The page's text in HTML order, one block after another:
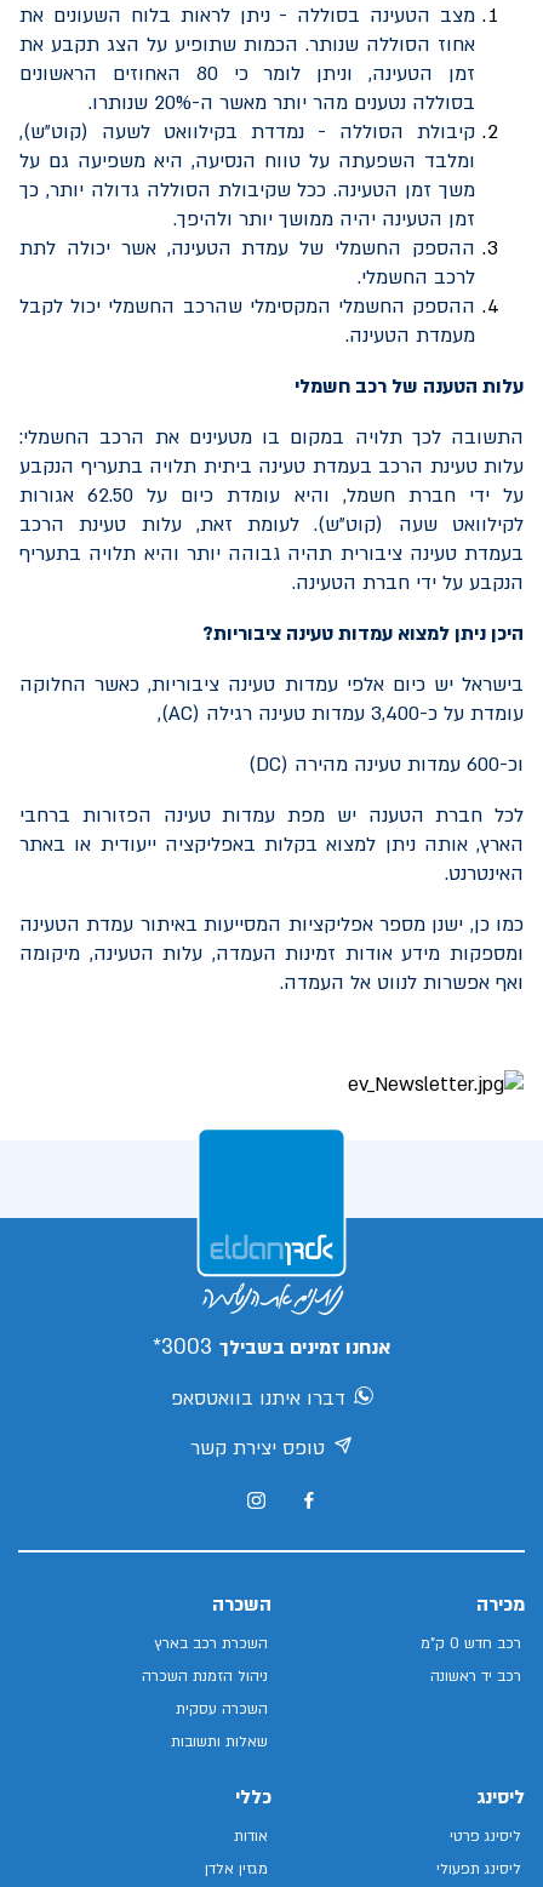
מצב הטעינה בסוללה - ניתן לראות בלוח השעונים את
אחוז הסוללה שנותר. הכמות שתופיע על הצג תקבע את
זמן הטעינה, וניתן לומר כי 80 האחוזים הראשונים
בסוללה נטענים מהר יותר מאשר ה-20% שנותרו.
קיבולת הסוללה - נמדדת בקילוואט לשעה (קוט"ש),
ומלבד השפעתה על טווח הנסיעה, היא משפיעה גם על
משך זמן הטעינה. ככל שקיבולת הסוללה גדולה יותר, כך
זמן הטעינה יהיה ממושך יותר ולהיפך.
ההספק החשמלי של עמדת הטעינה, אשר יכולה לתת
לרכב החשמלי.
ההספק החשמלי המקסימלי שהרכב החשמלי יכול לקבל
מעמדת הטעינה.
עלות הטענה של רכב חשמלי
התשובה לכך תלויה במקום בו מטעינים את הרכב החשמלי:
עלות טעינת הרכב בעמדת טעינה ביתית תלויה בתעריף הנקבע
על ידי חברת חשמל, והיא עומדת כיום על 62.50 אגורות
לקילוואט שעה (קוט"ש). לעומת זאת, עלות טעינת הרכב
בעמדת טעינה ציבורית תהיה גבוהה יותר והיא תלויה בתעריף
הנקבע על ידי חברת הטעינה.
היכן ניתן למצוא עמדות טעינה ציבוריות?
בישראל יש כיום אלפי עמדות טעינה ציבוריות, כאשר החלוקה
עומדת על כ-3,400 עמדות טעינה רגילה (AC),
וכ-600 עמדות טעינה מהירה (DC)
לכל חברת הטענה יש מפת עמדות טעינה הפזורות ברחבי
הארץ, אותה ניתן למצוא בקלות באפליקציה ייעודית או באתר
האינטרנט.
כמו כן, ישנן מספר אפליקציות המסייעות באיתור עמדת הטעינה
ומספקות מידע אודות זמינות העמדה, עלות הטעינה, מיקומה
ואף אפשרות לנווט אל העמדה.
אנחנו זמינים בשבילך 3003*
דברו איתנו בוואטסאפ
טופס יצירת קשר
מכירה
רכב חדש 0 ק"מ
רכב יד ראשונה
השכרה
השכרת רכב בארץ
ניהול הזמנת השכרה
השכרה עסקית
שאלות ותשובות
ליסינג
ליסינג פרטי
ליסינג תפעולי
כללי
אודות
מגזין אלדן